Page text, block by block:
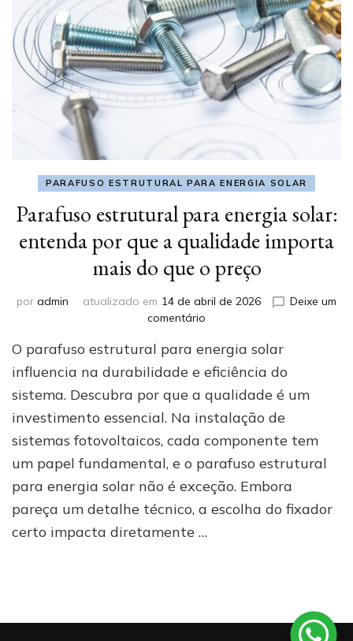
PARAFUSO ESTRUTURAL PARA ENERGIA SOLAR
Parafuso estrutural para energia solar:
entenda por que a qualidade importa
mais do que o preço
por admin atualizado em 14 de abril de 2026
Deixe um
comentário
estrutural
para
solar:
entenda
que
a
qualidade
importa
mais
do
O parafuso estrutural para energia solar
influencia na durabilidade e eficiência do
sistema. Descubra por que a qualidade é um
investimento essencial. Na instalação de
sistemas fotovoltaicos, cada componente tem
um papel fundamental, e o parafuso estrutural
para energia solar não é exceção. Embora
pareça um detalhe técnico, a escolha do fixador
certo impacta diretamente …